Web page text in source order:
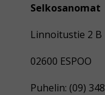
Selkosanomat
Linnoitustie 2 B
02600 ESPOO
Puhelin: (09)